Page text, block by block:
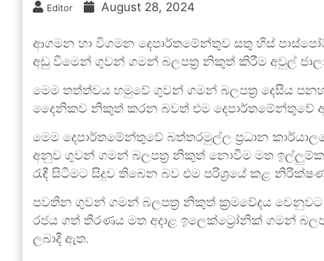
Editor August 28, 2024
ආගමන හා විගමන දෙපාර්තමේන්තුව සතු හිස්
අඩු වීමෙන් ගුවන් ගමන් බලපත්‍ර නිකුත් කිරීම අවුල්
මෙම තත්ත්වය හමුවේ ගුවන් ගමන් බලපත්‍ර දෙසීය
දෛනිකව නිකුත් කරන බවත් එම දෙපාර්තමේන්තුවේ
මෙම දෙපාර්තමේන්තුවේ බත්තරමුල්ල ප්‍රධාන
අනුව ගුවන් ගමන් බලපත්‍ර නිකුත් නොවීම මත
රැඳී සිටීමට සිදුව තිබෙන බව එම පරිශ්‍රයේ කළ
පවතින ගුවන් ගමන් බලපත්‍ර නිකුත් ක්‍රමවේදය
රජය ගත් තීරණය මත අදාළ ඉලෙක්ට්‍රෝනික් ගමන්
ලබාදී ඇත.